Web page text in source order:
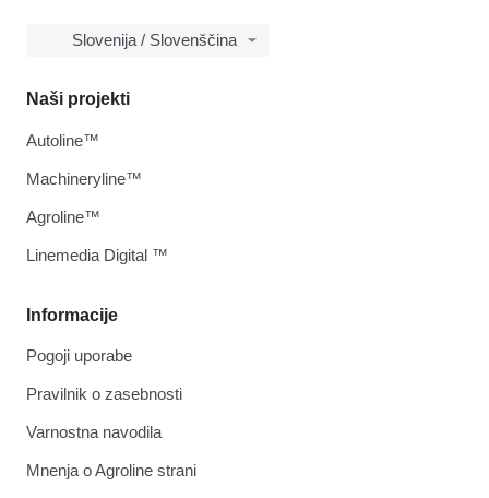
Slovenija / Slovenščina
Informacije
Pogoji uporabe
Pravilnik o zasebnosti
Varnostna navodila
Mnenja o Agroline strani
Naši projekti
Autoline™
Machineryline™
Agroline™
Linemedia Digital ™